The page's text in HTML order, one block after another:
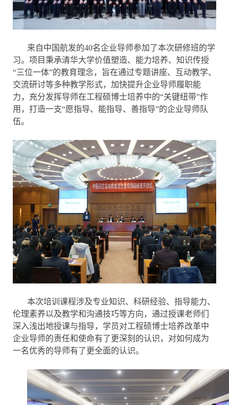
来自中国航发的40名企业导师参加了本次研修班的学
习。项目秉承清华大学价值塑造、能力培养、知识传授
“三位一体”的教育理念，旨在通过专题讲座、互动教学、
交流研讨等多种教学形式，加快提升企业导师履职能
力，充分发挥导师在工程硕博士培养中的“关键纽带”作
用，打造一支“愿指导、能指导、善指导”的企业导师队
伍。
本次培训课程涉及专业知识、科研经验、指导能力、
伦理素养以及教学和沟通技巧等方向，通过授课老师们
深入浅出地授课与指导，学员对工程硕博士培养改革中
企业导师的责任和使命有了更深刻的认识，对如何成为
一名优秀的导师有了更全面的认识。